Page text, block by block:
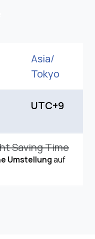
Asia/
Tokyo
UTC+9
Saving Time
Umstellungauf